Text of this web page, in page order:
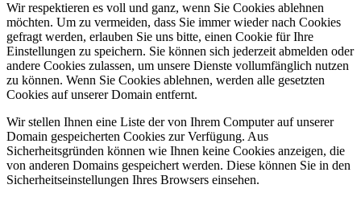
Wir respektieren es voll und ganz, wenn Sie Cookies ablehnen
möchten. Um zu vermeiden, dass Sie immer wieder nach Cookies
gefragt werden, erlauben Sie uns bitte, einen Cookie für Ihre
Einstellungen zu speichern. Sie können sich jederzeit abmelden oder
andere Cookies zulassen, um unsere Dienste vollumfänglich nutzen
zu können. Wenn Sie Cookies ablehnen, werden alle gesetzten
Cookies auf unserer Domain entfernt.
Wir stellen Ihnen eine Liste der von Ihrem Computer auf unserer
Domain gespeicherten Cookies zur Verfügung. Aus
Sicherheitsgründen können wie Ihnen keine Cookies anzeigen, die
von anderen Domains gespeichert werden. Diese können Sie in den
Sicherheitseinstellungen Ihres Browsers einsehen.